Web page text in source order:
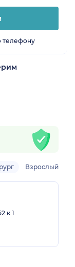
телефону
Взрослый
к 1